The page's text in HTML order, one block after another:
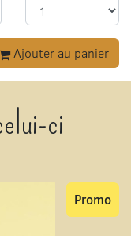
Ajouter au panier
ci
Promo